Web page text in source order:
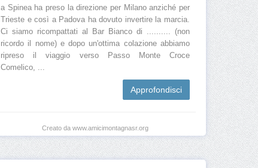
a Spinea ha preso la direzione per Milano anziché per
Trieste e così a Padova ha dovuto invertire la marcia.
Ci siamo ricompattati al Bar Bianco di .......... (non
ricordo il nome) e dopo un'ottima colazione abbiamo
ripreso il viaggio verso Passo Monte Croce
Comelico, ...
Approfondisci
Creato da www.amicimontagnasr.org